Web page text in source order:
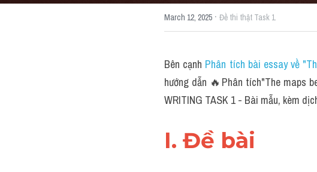
March 12, 2025 · Đề thi thật Task 1
Bên cạnh Phân tích bài essay về
hướng dẫn 🔥Phân tích"The maps
WRITING TASK 1 - Bài mẫu, kèm
I. Đề bài